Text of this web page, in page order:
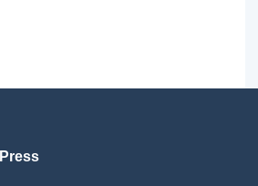
Press